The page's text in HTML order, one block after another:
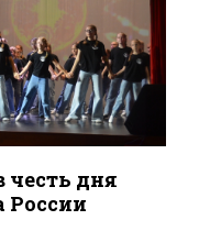
дня
России